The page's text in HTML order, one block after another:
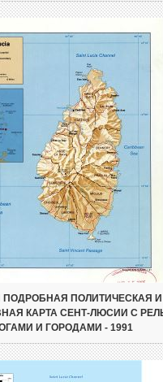
ПОЛИТИЧЕСКАЯ И
КАРТА СЕНТ-ЛЮСИИ С
И ГОРОДАМИ - 1991